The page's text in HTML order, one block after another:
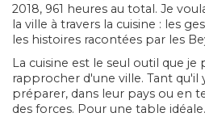
2018, 961 heures au total. Je
la ville à travers la cuisine : les
les histoires racontées par les
La cuisine est le seul outil que
rapprocher d'une ville. Tant qu'il
préparer, dans leur pays ou en
des forces. Pour une table idéale.